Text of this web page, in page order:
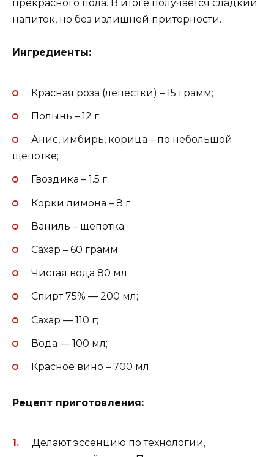
прекрасного пола. В итоге получается сладкий
напиток, но без излишней приторности.
Ингредиенты:
Красная роза (лепестки) – 15 грамм;
Полынь – 12 г;
Анис, имбирь, корица – по небольшой
щепотке;
Гвоздика – 1.5 г;
Корки лимона – 8 г;
Ваниль – щепотка;
Сахар – 60 грамм;
Чистая вода 80 мл;
Спирт 75% — 200 мл;
Сахар — 110 г;
Вода — 100 мл;
Красное вино – 700 мл.
Рецепт приготовления:
Делают эссенцию по технологии,